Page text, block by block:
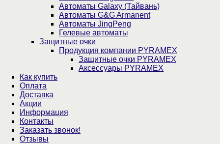
Автоматы Galaxy (Тайвань)
Автоматы G&G Armanent
Автоматы JingPeng
Гелевые автоматы
Защитные очки
Продукция компании PYRAMEX
Защитные очки PYRAMEX
Аксессуары PYRAMEX
Как купить
Оплата
Доставка
Акции
Информация
Контакты
Заказать звонок!
Отзывы